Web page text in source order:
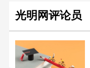
光明网评论员